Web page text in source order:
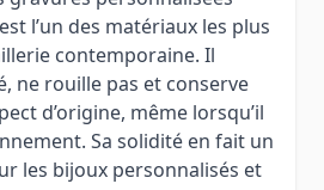
l’un des matériaux les plus
contemporaine. Il
ne rouille pas et conserve
d’origine, même lorsqu’il
Sa solidité en fait un
les bijoux personnalisés et